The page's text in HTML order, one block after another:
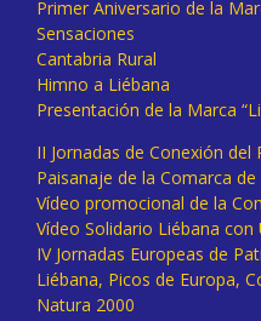
Primer Aniversario de la
Sensaciones
Cantabria Rural
Himno a Liébana
Presentación de la Marca
II Jornadas de Conexión
Paisanaje de la Comarca de
Vídeo promocional de la
Vídeo Solidario Liébana
IV Jornadas Europeas de
Liébana, Picos de Europa,
Natura 2000